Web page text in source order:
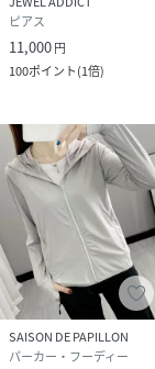
ピアス
11,000円
100ポイント(1倍)
SAISON DE PAPILLON
パーカー・フーディー